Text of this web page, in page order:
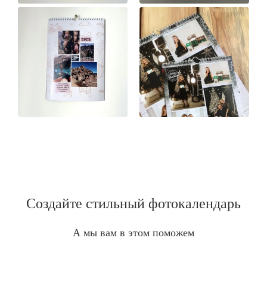
Создайте стильный фотокалендарь
А мы вам в этом поможем